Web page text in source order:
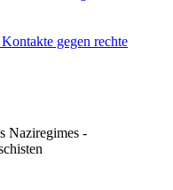
gegen rechte
Naziregimes -